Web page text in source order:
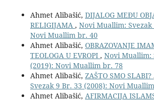
Ahmet Alibašić, DIJALOG MEĐU
RELIGIJAMA , Novi Muallim: Svezak
Novi Muallim br. 40
Ahmet Alibašić, OBRAZOVANJE
TEOLOGA U EVROPI , Novi Muallim:
(2019): Novi Muallim br. 78
Ahmet Alibašić, ZAŠTO SMO SLABI?
Svezak 9 Br. 33 (2008): Novi
Ahmet Alibašić, AFIRMACIJA